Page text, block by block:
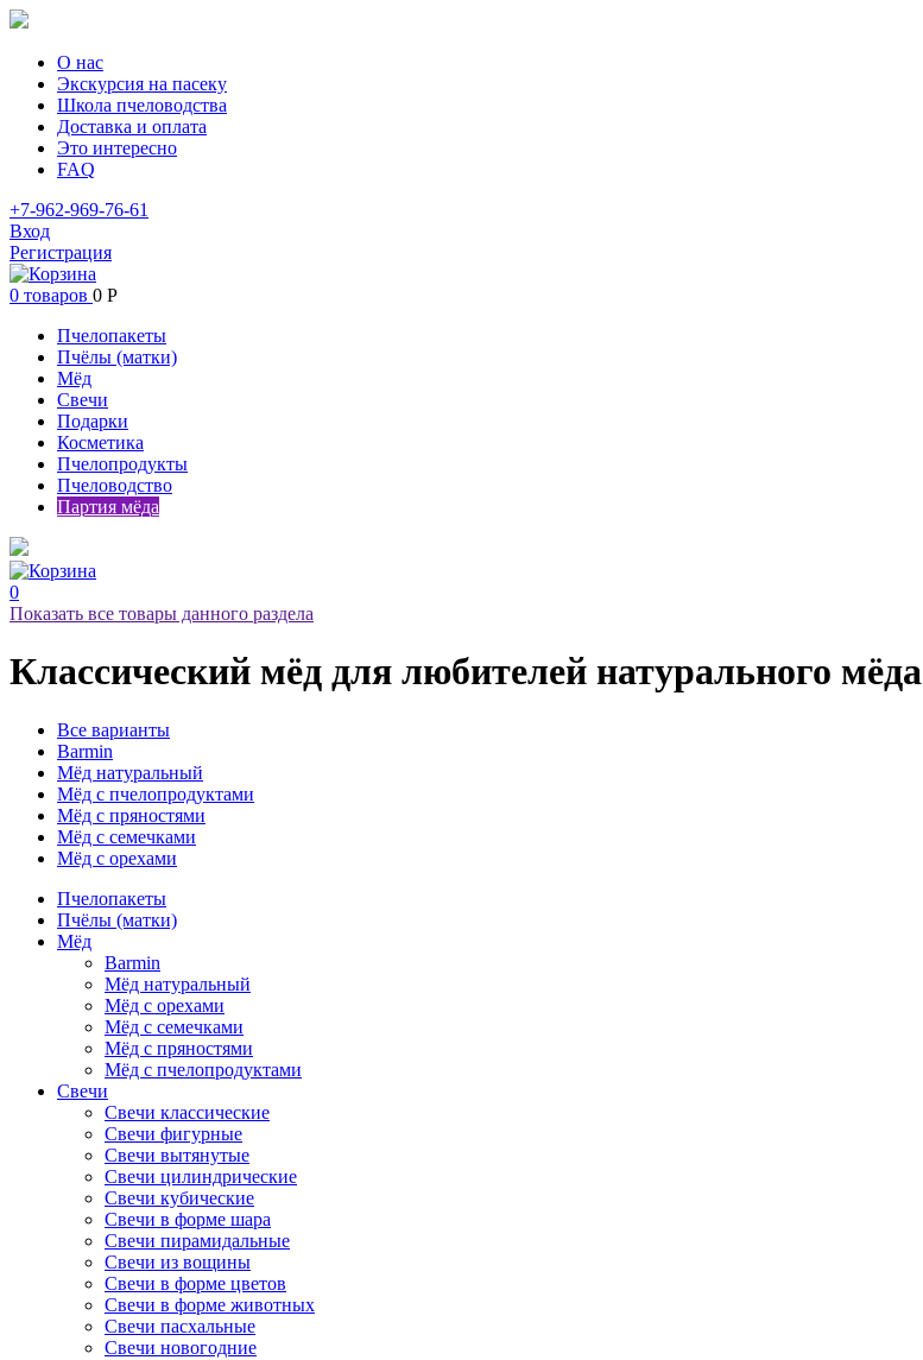
О нас
Экскурсия на пасеку
Школа пчеловодства
Доставка и оплата
Это интересно
FAQ
+7-962-969-76-61
Вход
Регистрация
0 товаров 0 Р
Пчелопакеты
Пчёлы (матки)
Мёд
Свечи
Подарки
Косметика
Пчелопродукты
Пчеловодство
Партия мёда
0
Показать все товары данного раздела
Классический мёд для любителей натурального мёда
Все варианты
Barmin
Мёд натуральный
Мёд с пчелопродуктами
Мёд с пряностями
Мёд с семечками
Мёд с орехами
Пчелопакеты
Пчёлы (матки)
Мёд
Barmin
Мёд натуральный
Мёд с орехами
Мёд с семечками
Мёд с пряностями
Мёд с пчелопродуктами
Свечи
Свечи классические
Свечи фигурные
Свечи вытянутые
Свечи цилиндрические
Свечи кубические
Свечи в форме шара
Свечи пирамидальные
Свечи из вощины
Свечи в форме цветов
Свечи в форме животных
Свечи пасхальные
Свечи новогодние